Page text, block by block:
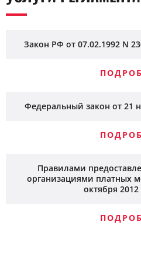
Закон РФ от 07.02.1992 N
Федеральный закон от 21
Правилами
организациями платных
октября